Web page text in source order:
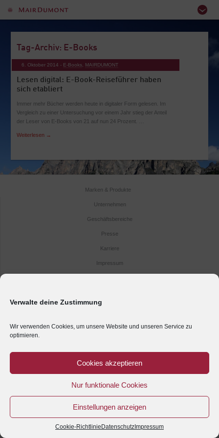
Verwalte deine Zustimmung
Wir verwenden Cookies, um unsere Website und unseren Service zu
optimieren.
Cookies akzeptieren
Nur funktionale Cookies
Einstellungen anzeigen
Cookie-Richtlinie Datenschutz Impressum
Tag-Archiv: E-Books
6. Oktober 2014 - E-Books, MAIRDUMONT
Lesen digital: E-Book-Reiseführer haben
sich etabliert
Immer mehr Bücher werden heute in digitaler Form gelesen. Im
Vergleich zu einer Untersuchung vor einem Jahr stieg der Anteil
der Leser von E-Books von 21 auf nun 24 Prozent. …
Weiterlesen →
Marken & Produkte
Unternehmen
Geschäftsbereiche
Presse
Karriere
Impressum
Datenschutz